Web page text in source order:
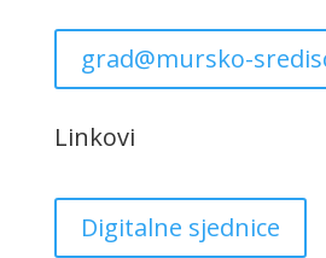
grad@mursko-
Linkovi
Digitalne sjednice